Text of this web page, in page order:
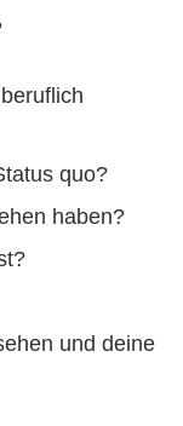
quo?
haben?
und deine